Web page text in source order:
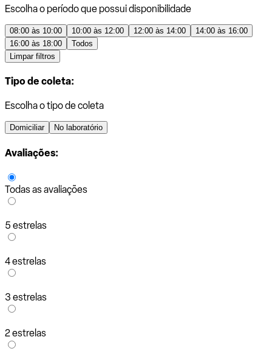
Escolha o período que possui disponibilidade
08:00 às 10:00 10:00 às 12:00 12:00 às 14:00
14:00 às 16:00
16:00 às 18:00
Todos
Limpar filtros
Tipo de coleta:
Escolha o tipo de coleta
Domiciliar No laboratório
Avaliações:
Todas as avaliações
5 estrelas
4 estrelas
3 estrelas
2 estrelas